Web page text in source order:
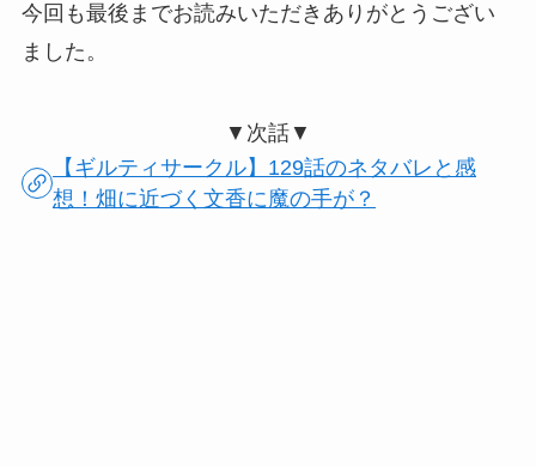
今回も最後までお読みいただきありがとうござい
ました。
▼次話▼
【ギルティサークル】129話のネタバレと感
想！畑に近づく文香に魔の手が？